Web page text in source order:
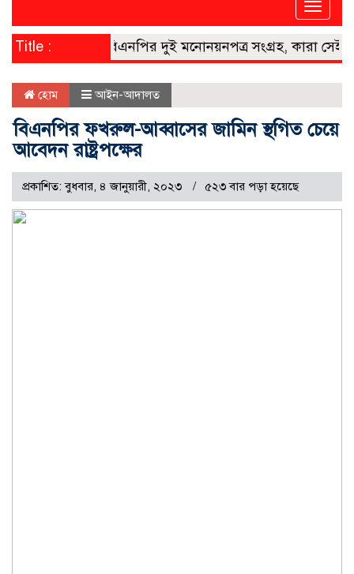
Toggle
Title :নির্বাচনে বিএনপির দুই মনোনয়নপত্র সংগ্রহ, কারা সেই দুই
হোম আইন-আদালত
বিএনপির ফখরুল-আব্বাসের জামিন স্থগিত চেয়ে
আবেদন রাষ্ট্রপক্ষের
প্রকাশিত: বুধবার, ৪ জানুয়ারী, ২০২৩ ৫২৩ বার পড়া হয়েছে